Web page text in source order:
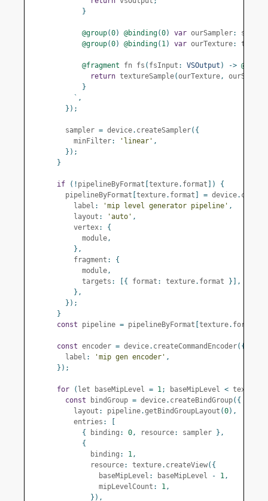
}
@group(0) @binding(0) var ourSampler:
@group(0) @binding( 1) var ourTexture:
@fragment fn fs ( fsInput : VSOutput ) ->
return textureSample(ourTexture,
}
`,
});
        sampler
= device. createSampler({
          minFilter
: 'linear' ,
});
}
if (! pipelineByFormat texture. format ])
{
        pipelineByFormat
texture. format = device.
          label
: 'mip level generator pipeline' ,
          layout
: 'auto' ,
          vertex
:
{
            module
,
},
          fragment
:
{
            module
,
            targets
: [{ format : texture. format
}],
},
});
}
const pipeline = pipelineByFormat texture. format
const encoder = device. createCommandEncoder({
        label
: 'mip gen encoder' ,
});
for ( let baseMipLevel = 1; baseMipLevel < texture
const bindGroup = device. createBindGroup({
          layout
: pipeline.getBindGroupLayout (0),
          entries
:
{
binding : 0, resource: sampler
},
{
              binding
: 1,
              resource
: texture. createView({
                baseMipLevel
: baseMipLevel - 1,
                mipLevelCount
: 1,
}),